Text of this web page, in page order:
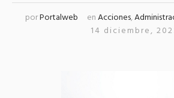
porPortalweb enAcciones,
14 diciembre,